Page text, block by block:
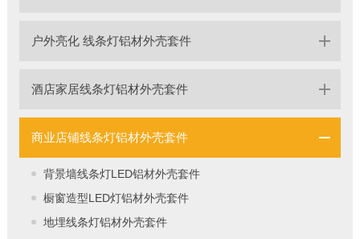
户外亮化 线条灯铝材外壳套件
酒店家居线条灯铝材外壳套件
商业店铺线条灯铝材外壳套件
背景墙线条灯LED铝材外壳套件
橱窗造型LED灯铝材外壳套件
地埋线条灯铝材外壳套件